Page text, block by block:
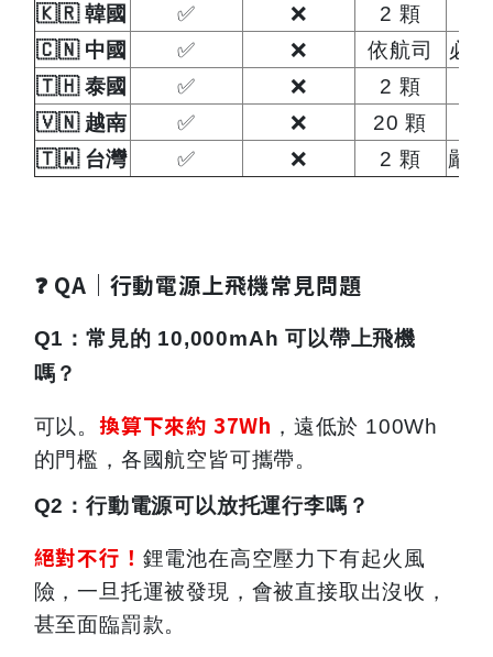
🇰🇷 韓國 ✅ ❌ 2 顆
🇨🇳 中國 ✅ ❌ 依航司
必
🇹🇭 泰國 ✅ ❌ 2 顆
🇻🇳 越南 ✅ ❌ 20顆
🇹🇼 台灣 ✅ ❌ 2 顆 嚴
❓ QA｜行動電源上飛機常見問題
Q1 ：常見的 10,000mAh 可以帶上飛機
嗎？
可以。換算下來約 37Wh ，遠低於 100Wh
的門檻，各國航空皆可攜帶。
Q2 ：行動電源可以放托運行李嗎？
絕對不行！ 鋰電池在高空壓力下有起火風
險，一旦托運被發現，會被直接取出沒收，
甚至面臨罰款。